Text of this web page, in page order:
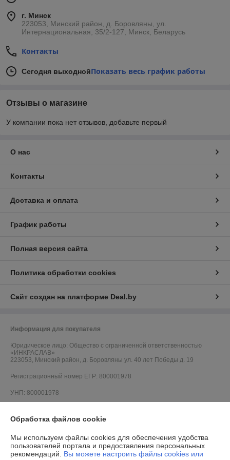
г. Минск
223053, Минский район, д. Боровляны, ул.
Интернациональная, 35/2-127, Минск, Беларусь
Контакты
Сегодня выходнойПоказать весь график работы
Отзывы о магазине
У компании пока нет отзывов, добавьте первый
О нас
Контакты
Доставка и оплата
График работы
Полная версия сайта
Политика обработки cookies
Сайт создан на платформе Deal.by
Информация для покупателя
Юридическое лицо: Общество с ограниченной ответственностью
«ИНКРАСЛАВ»
223053, Минский район, д. Боровляны ул. 40 лет Победы д. 19
Регистрационный номер ЕГР: 800001978
УНП: 800001978
Ссылка на свидетельство/лицензию
Ссылка на свидетельство/лицензию
Обработка файлов cookie
Мы используем файлы cookies для обеспечения удобства
пользователей портала и предоставления персональных
рекомендаций. Вы можете настроить файлы cookies или